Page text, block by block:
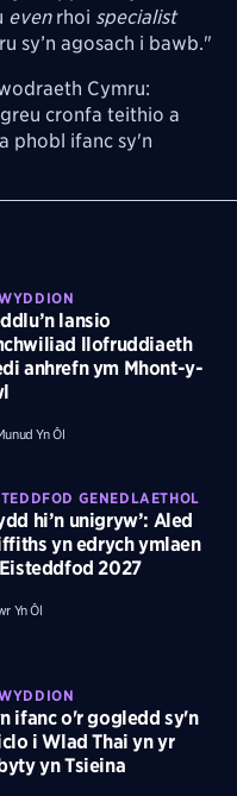
evenrhoi specialist
sy’n agosach i bawb."
Cymru:
cronfa teithio a
phobl ifanc sy'n
lansio
llofruddiaeth
anhrefn ym Mhont-y-
Yn Ôl
GENEDLAETHOL
hi’n unigryw’: Aled
yn edrych ymlaen
2027
Yn Ôl
ifanc o'r gogledd sy'n
i Wlad Thai yn yr
yn Tsieina